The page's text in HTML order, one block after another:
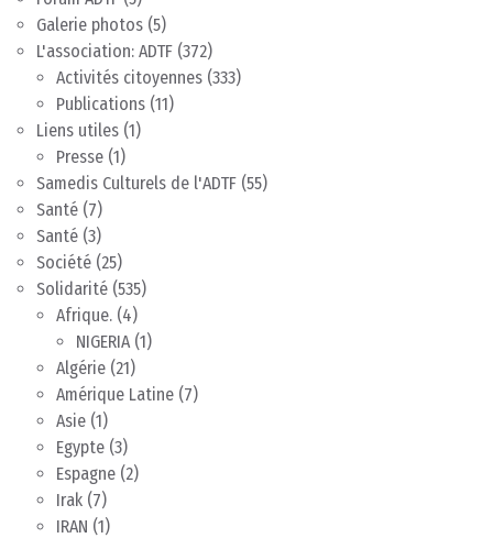
Galerie photos (5)
L'association: ADTF (372)
Activités citoyennes (333)
Publications (11)
Liens utiles (1)
Presse (1)
Samedis Culturels de l'ADTF (55)
Santé (7)
Santé (3)
Société (25)
Solidarité (535)
Afrique. (4)
NIGERIA(1)
Algérie (21)
Amérique Latine (7)
Asie (1)
Egypte (3)
Espagne (2)
Irak (7)
IRAN (1)